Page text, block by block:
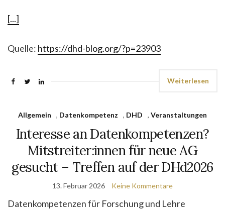
[...]
Quelle: https://dhd-blog.org/?p=23903
Weiterlesen
Allgemein , Datenkompetenz , DHD , Veranstaltungen
Interesse an Datenkompetenzen?
Mitstreiter:innen für neue AG
gesucht – Treffen auf der DHd2026
13. Februar 2026 Keine Kommentare
Datenkompetenzen für Forschung und Lehre